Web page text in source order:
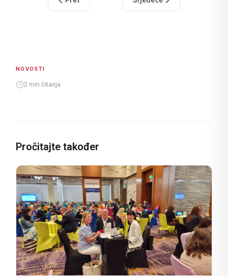
NOVOSTI
2 min čitanja
Pročitajte također